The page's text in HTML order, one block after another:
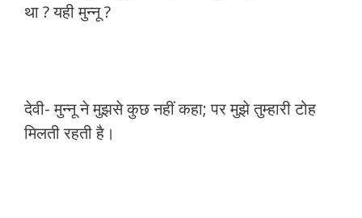
था ? यही मुन्नू ?
देवी- मुन्नू ने मुझसे कुछ नहीं कहा; पर मुझे तुम्हारी टोह
मिलती रहती है।